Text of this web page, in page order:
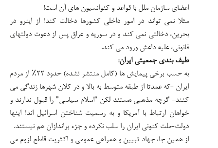
اعضای سازمان ملل با قواعد و کنوانسیون های آن است!
مثلا نمی تواند در امور داخلی کشورها دخالت کند! از اینرو در
بحرین، دخالتی نمی کند و در سوریه و عراق پس از دعوت دولتهای
قانونی، علیه داعش ورود می کند.
طیف بندی جمعیتی ایران:
به حسب برخی پیمایش ها (کامل منتشر نشده) حدود ۲۲٪ از مردم
ایران -که عمدتا از طبقه متوسط به بالا و در کلان شهرها زندگی می
کنند- گرچه مذهبی هستند لکن “اسلام سیاسی” را قبول ندارند و
خواهان ارتباط با آمریکا و به رسمیت شناختن اسرائیل اند! اینها
دولت-ملت کنونی ایران را سلب نکرده و جزء براندازان هم نیستند.
از همین جا، جهاد تبیین و همراهی عمومی و اکثریت قاطع لزوم می